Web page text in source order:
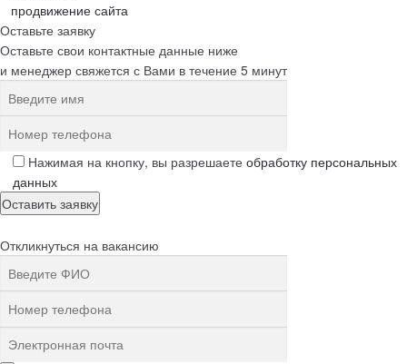
продвижение сайта
Оставьте заявку
Оставьте свои контактные данные ниже
и менеджер свяжется с Вами в течение 5 минут
Нажимая на кнопку, вы разрешаете обработку персональных
данных
Откликнуться на вакансию